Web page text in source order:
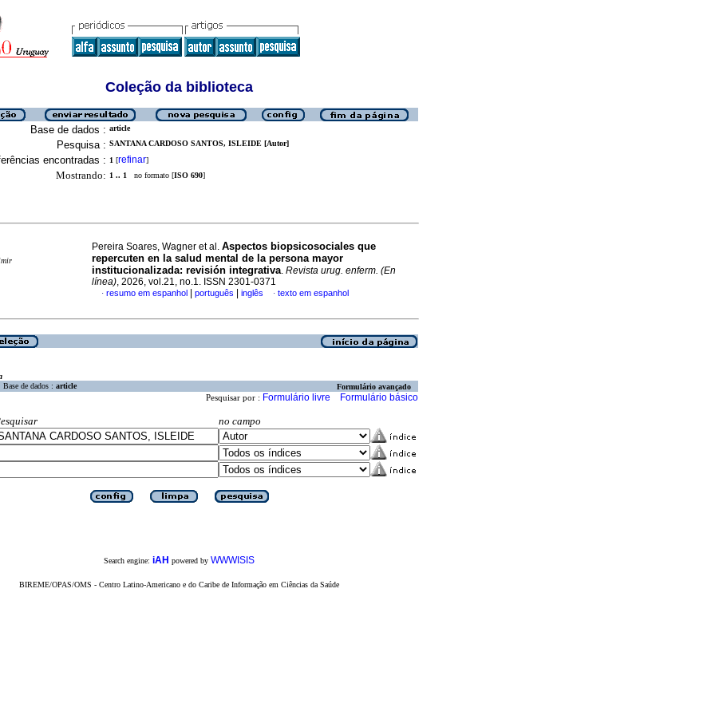
Coleção da biblioteca
Base de dados : article
Pesquisa : SANTANA CARDOSO SANTOS, ISLEIDE [Autor]
encontradas : 1 [refinar]
Mostrando: 1 .. 1 no formato [ISO 690]
Pereira Soares, Wagner et al. Aspectos biopsicosociales que
repercuten en la salud mental de la persona mayor
institucionalizada: revisión integrativa. Revista urug. enferm. (En
línea), 2026, vol.21, no.1. ISSN 2301-0371
· resumo em espanhol português inglês · texto em espanhol
Base de dados : article Formulário avançado
Pesquisar por : Formulário livre Formulário básico
no campo
Search engine: iAH powered by WWWISIS
BIREME/OPAS/OMS - Centro Latino-Americano e do Caribe de Informação em Ciências da Saúde